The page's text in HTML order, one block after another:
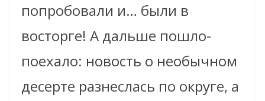
попробовали и… были в
восторге! А дальше пошло-
поехало: новость о необычном
десерте разнеслась по округе, а